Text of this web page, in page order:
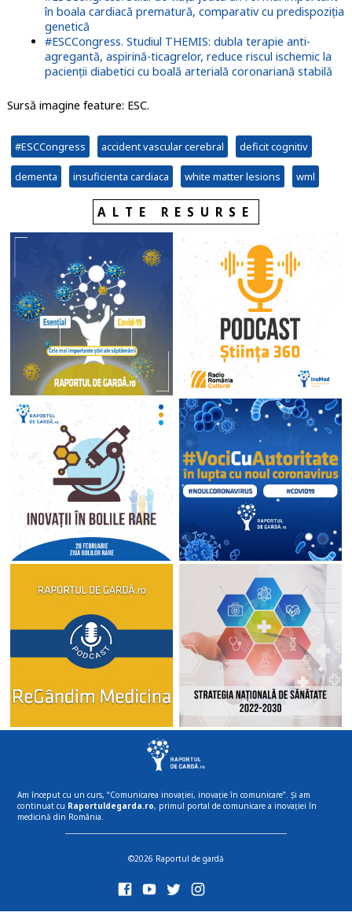
în boala cardiacă prematură, comparativ cu predispoziția
genetică
#ESCCongress. Studiul THEMIS: dubla terapie anti-
agregantă, aspirină-ticagrelor, reduce riscul ischemic la
pacienții diabetici cu boală arterială coronariană stabilă
Sursă imagine feature: ESC.
#ESCCongress accident vascular cerebral deficit cognitiv
dementa insuficienta cardiaca white matter lesions wml
ALTE RESURSE
Am început cu un curs, “Comunicarea inovației, inovație în comunicare”. Și am
continuat cu Raportuldegarda.ro, primul portal de comunicare a inovației în
medicină din România.
©2026 Raportul de gardă